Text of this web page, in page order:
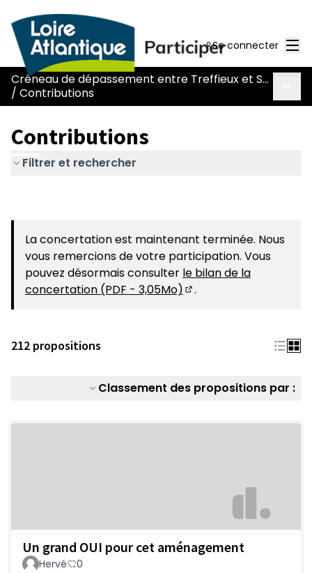
Se connecter
Créneau de dépassement entre Treffieux et Saint-Vincent-des-Landes
/ Contributions
Contributions
Filtrer et rechercher
La concertation est maintenant terminée. Nous
vous remercions de votre participation. Vous
pouvez désormais consulter le bilan de la
concertation (PDF - 3,05Mo)
.
212 propositions
Classement des propositions par :
Un grand OUI pour cet aménagement
Hervé 0